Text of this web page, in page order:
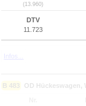
(13.960)
DTV
11.723
Infos...
B 483 OD Hückeswagen,